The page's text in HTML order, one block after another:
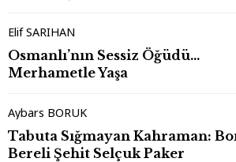
Elif SARIHAN
Osmanlı’nın Sessiz Öğüdü…
Merhametle Yaşa
Aybars BORUK
Tabuta Sığmayan Kahraman:
Bereli Şehit Selçuk Paker